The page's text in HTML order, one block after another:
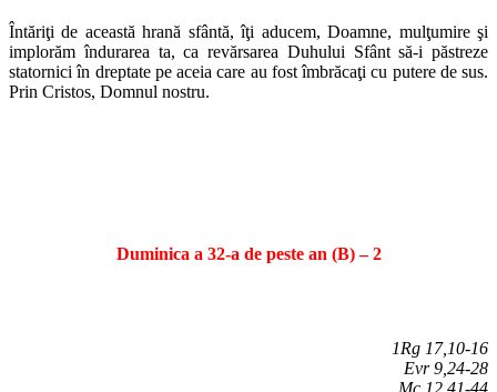
Întăriţi de această hrană sfântă, îţi aducem, Doamne, mulţumire şi
implorăm îndurarea ta, ca revărsarea Duhului Sfânt să-i păstreze
statornici în dreptate pe aceia care au fost îmbrăcaţi cu putere de sus.
Prin Cristos, Domnul nostru.
Duminica a 32-a de peste an (B) – 2
1Rg 17,10-16
Evr 9,24-28
Mc 12,41-44